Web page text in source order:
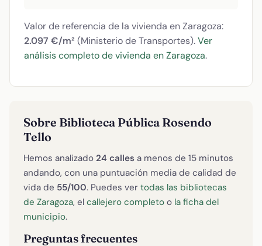
Valor de referencia de la vivienda en Zaragoza:
2.097 €/m² (Ministerio de Transportes).Ver
análisis completo de vivienda en Zaragoza.
Sobre Biblioteca Pública Rosendo
Tello
Hemos analizado 24 calles a menos de 15 minutos
andando, con una puntuación media de calidad de
vida de 55/100. Puedes ver todas las bibliotecas
de Zaragoza, el callejero completo o la ficha del
municipio.
Preguntas frecuentes